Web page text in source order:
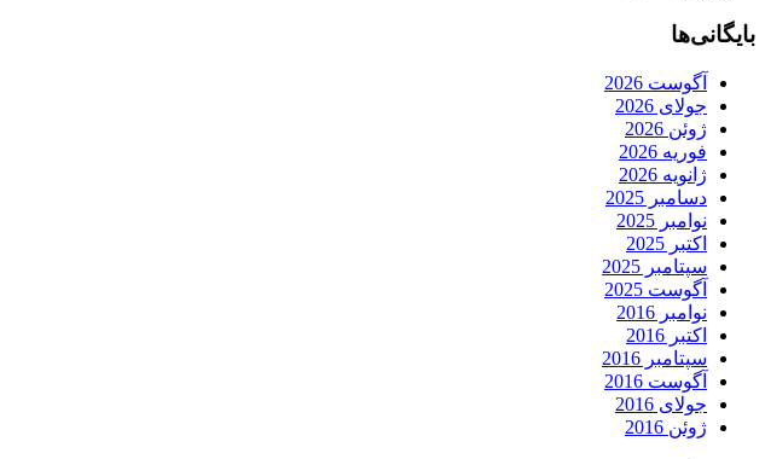
بایگانی‌ها
آگوست 2026
جولای 2026
ژوئن 2026
فوریه 2026
ژانویه 2026
دسامبر 2025
نوامبر 2025
اکتبر 2025
سپتامبر 2025
آگوست 2025
نوامبر 2016
اکتبر 2016
سپتامبر 2016
آگوست 2016
جولای 2016
ژوئن 2016